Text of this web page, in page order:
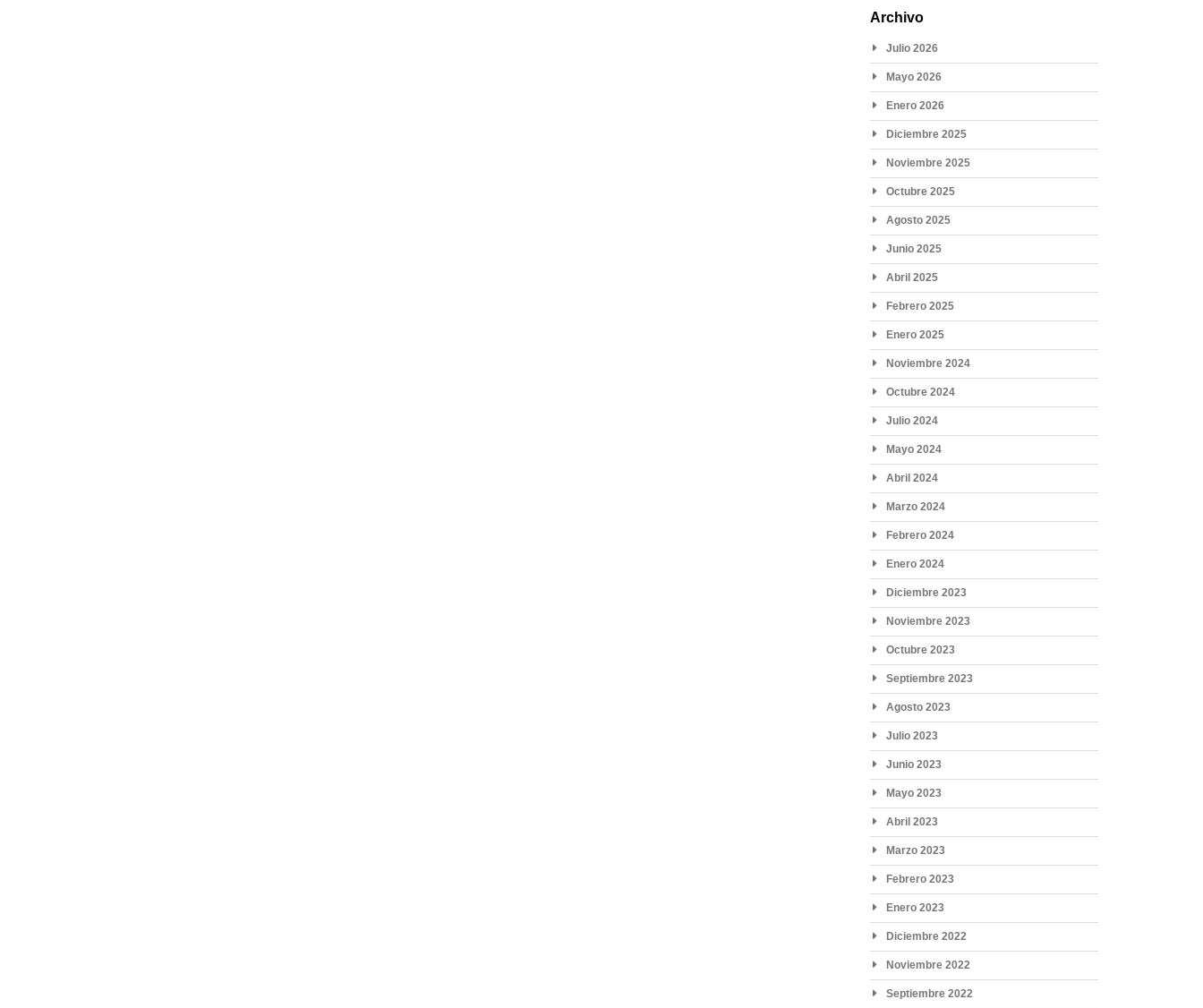
Archivo
Julio 2026
Mayo 2026
Enero 2026
Diciembre 2025
Noviembre 2025
Octubre 2025
Agosto 2025
Junio 2025
Abril 2025
Febrero 2025
Enero 2025
Noviembre 2024
Octubre 2024
Julio 2024
Mayo 2024
Abril 2024
Marzo 2024
Febrero 2024
Enero 2024
Diciembre 2023
Noviembre 2023
Octubre 2023
Septiembre 2023
Agosto 2023
Julio 2023
Junio 2023
Mayo 2023
Abril 2023
Marzo 2023
Febrero 2023
Enero 2023
Diciembre 2022
Noviembre 2022
Septiembre 2022